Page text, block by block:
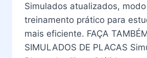
Simulados atualizados,
treinamento prático para
mais eficiente. FAÇA
SIMULADOS DE PLACAS